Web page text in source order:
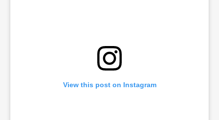
View this post on Instagram